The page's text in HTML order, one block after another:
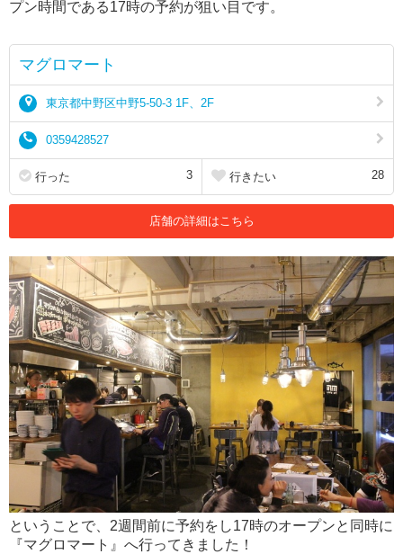
プン時間である17時の予約が狙い目です。
マグロマート
東京都中野区中野5-50-3 1F、2F
0359428527
行った 3 行きたい 28
店舗の詳細はこちら
ということで、2週間前に予約をし17時のオープンと同時に
『マグロマート』へ行ってきました！